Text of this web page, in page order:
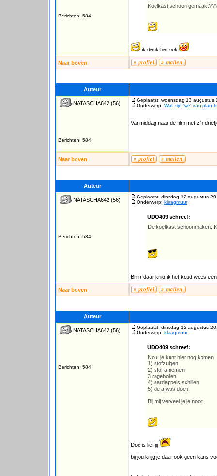
Berichten: 584
Koelkast schoon gemaakt???
ik denk het ook
Naar boven
Auteur
NATASCHA642 (56)
Berichten: 584
Geplaatst: woensdag 13 augustus
Onderwerp: Wat zijn 'we' van plan
Vanmiddag naar de film met z'n
Naar boven
Auteur
NATASCHA642 (56)
Berichten: 584
Geplaatst: dinsdag 12 augustus
Onderwerp: klaagmuur
UDO409 schreef:
De koelkast schoonmaken.
Brrrr daar krijg ik het koud wees
Naar boven
Auteur
NATASCHA642 (56)
Berichten: 584
Geplaatst: dinsdag 12 augustus
Onderwerp: klaagmuur
UDO409 schreef:
Nou, je kunt hier nog komen
1) stofzuigen
2) stof afnemen
3 ragebollen
4) aardappels schillen
5) de afwas doen.
Bij mij verveel je je nooit.
Doe is lief jij
bij jou krijg je daar ook geen kans